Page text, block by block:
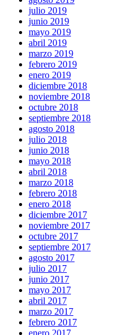
julio 2019
junio 2019
mayo 2019
abril 2019
marzo 2019
febrero 2019
enero 2019
diciembre 2018
noviembre 2018
octubre 2018
septiembre 2018
agosto 2018
julio 2018
junio 2018
mayo 2018
abril 2018
marzo 2018
febrero 2018
enero 2018
diciembre 2017
noviembre 2017
octubre 2017
septiembre 2017
agosto 2017
julio 2017
junio 2017
mayo 2017
abril 2017
marzo 2017
febrero 2017